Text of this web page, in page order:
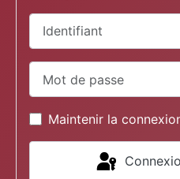
Identifiant
Maintenir la